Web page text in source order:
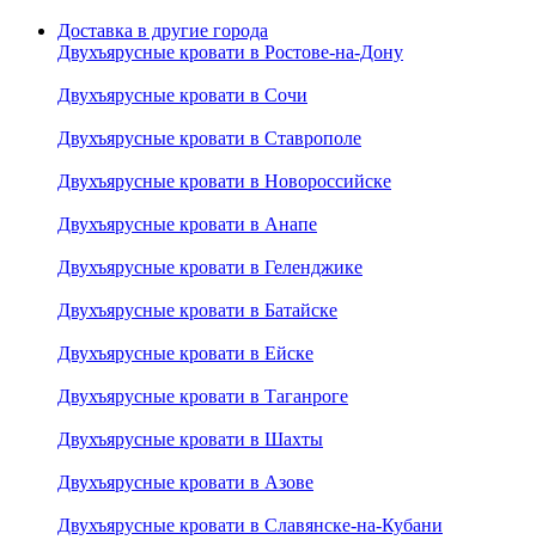
Доставка в другие города
Двухъярусные кровати в Ростове-на-Дону
Двухъярусные кровати в Сочи
Двухъярусные кровати в Ставрополе
Двухъярусные кровати в Новороссийске
Двухъярусные кровати в Анапе
Двухъярусные кровати в Геленджике
Двухъярусные кровати в Батайске
Двухъярусные кровати в Ейске
Двухъярусные кровати в Таганроге
Двухъярусные кровати в Шахты
Двухъярусные кровати в Азове
Двухъярусные кровати в Славянске-на-Кубани